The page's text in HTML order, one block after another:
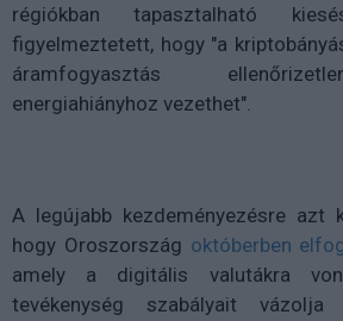
régiókban tapasztalható
figyelmeztetett, hogy "a
áramfogyasztás
energiahiányhoz vezethet".
A legújabb kezdeményezésre azt
hogy Oroszország októberben
amely a digitális valutákra
tevékenység szabályait